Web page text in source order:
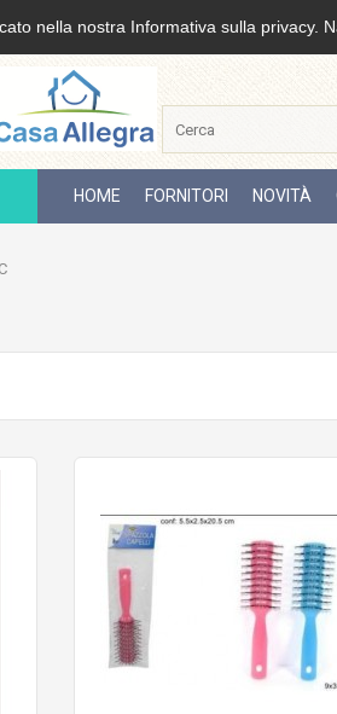
nella nostra Informativa sulla privacy.
HOME FORNITORI NOVITÀ